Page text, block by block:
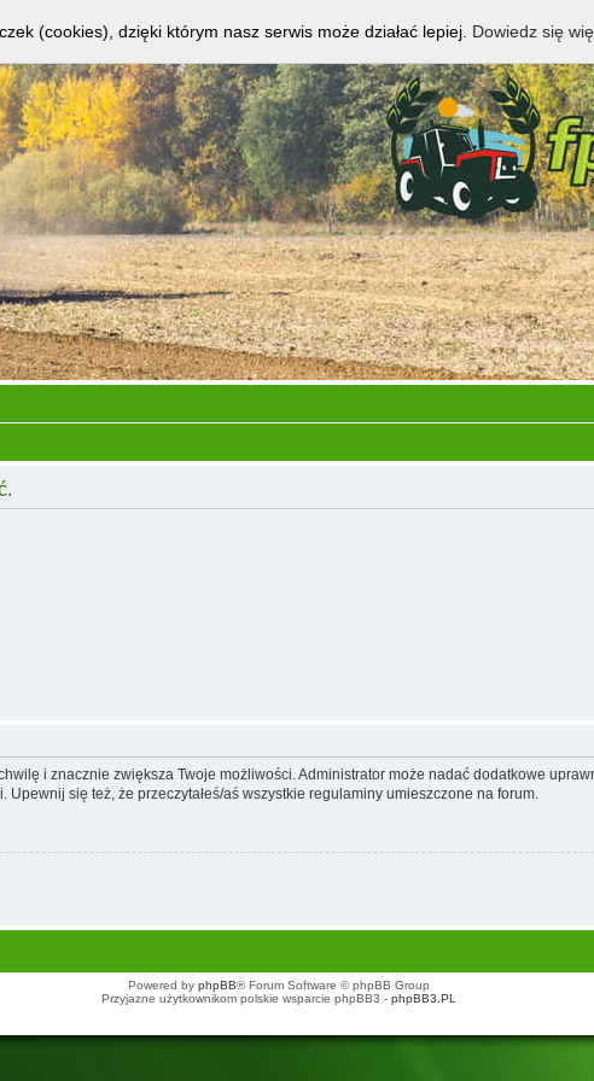
i znacznie zwiększa Twoje możliwości. Administrator może nadać dodatkowe
się też, że przeczytałeś/aś wszystkie regulaminy umieszczone na forum.
Powered by phpBB® Forum Software © phpBB Group
Przyjazne użytkownikom polskie wsparcie phpBB3 - phpBB3.PL
(cookies), dzięki którym nasz serwis może działać lepiej. Dowiedz się